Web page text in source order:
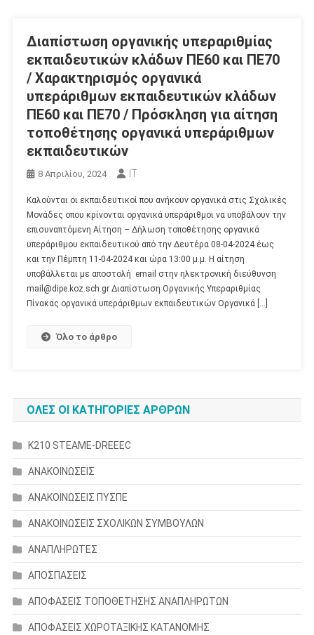
Διαπίστωση οργανικής υπεραριθμίας
εκπαιδευτικών κλάδων ΠΕ60 και ΠΕ70
/ Χαρακτηρισμός οργανικά
υπεράριθμων εκπαιδευτικών κλάδων
ΠΕ60 και ΠΕ70 / Πρόσκληση για αίτηση
τοποθέτησης οργανικά υπεράριθμων
εκπαιδευτικών
8 Απριλίου, 2024 IT
Καλούνται οι εκπαιδευτικοί που ανήκουν οργανικά στις Σχολικές
Μονάδες oπου κρίνονται οργανικά υπεράριθμοι να υποβάλουν την
επισυναπτόμενη Αίτηση – Δήλωση τοποθέτησης οργανικά
υπεράριθμου εκπαιδευτικού από την Δευτέρα 08-04-2024 έως
και την Πέμπτη 11-04-2024 και ώρα 13:00 μ.μ. Η αίτηση
υποβάλλεται με αποστολή email στην ηλεκτρονική διεύθυνση
mail@dipe.koz.sch.gr Διαπίστωση Οργανικής Υπεραριθμίας
Πίνακας οργανικά υπεράριθμων εκπαιδευτικών Οργανικά […]
Όλο το άρθρο
ΟΛΕΣ ΟΙ ΚΑΤΗΓΟΡΙΕΣ ΑΡΘΡΩΝ
K210 STEAME-DREEEC
ΑΝΑΚΟΙΝΩΣΕΙΣ
ΑΝΑΚΟΙΝΩΣΕΙΣ ΠΥΣΠΕ
ΑΝΑΚΟΙΝΩΣΕΙΣ ΣΧΟΛΙΚΩΝ ΣΥΜΒΟΥΛΩΝ
ΑΝΑΠΛΗΡΩΤΕΣ
ΑΠΟΣΠΑΣΕΙΣ
ΑΠΟΦΑΣΕΙΣ ΤΟΠΟΘΕΤΗΣΗΣ ΑΝΑΠΛΗΡΩΤΩΝ
ΑΠΟΦΑΣΕΙΣ ΧΩΡΟΤΑΞΙΚΗΣ ΚΑΤΑΝΟΜΗΣ